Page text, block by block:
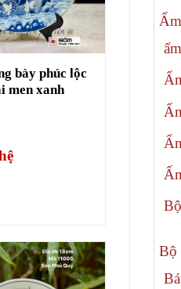
Bộ
bày phúc lộc
men xanh